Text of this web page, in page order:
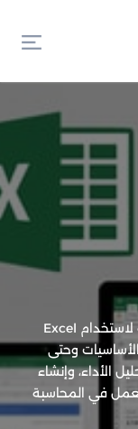
تزودك دورة الإكسل للمبيعات بكل ما تحتاجه لاستخدام Excel
وحتى
الأداء، وإنشاء
يعمل في المحاسبة